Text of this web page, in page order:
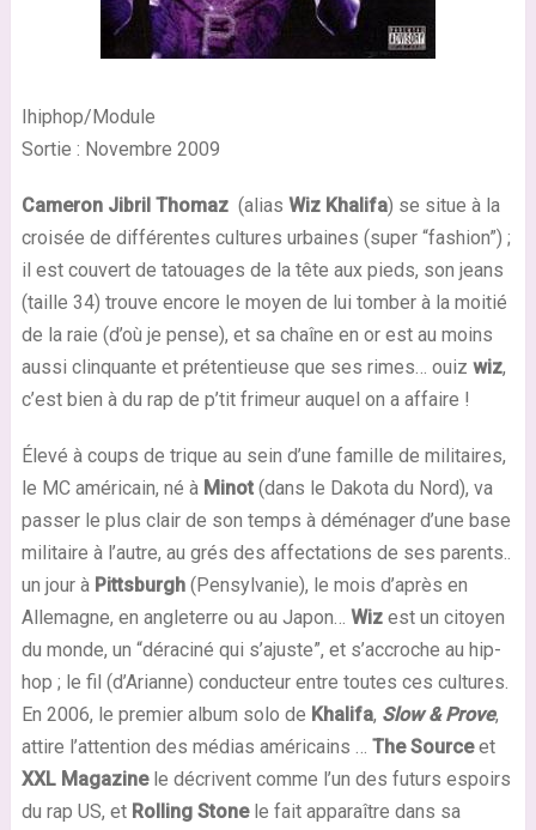
Ihiphop/Module
Sortie : Novembre 2009
Cameron Jibril Thomaz(alias Wiz Khalifa) se situe à la
croisée de différentes cultures urbaines (super “fashion”) ;
il est couvert de tatouages de la tête aux pieds, son jeans
(taille 34) trouve encore le moyen de lui tomber à la moitié
de la raie (d’où je pense), et sa chaîne en or est au moins
aussi clinquante et prétentieuse que ses rimes… ouiz wiz,
c’est bien à du rap de p’tit frimeur auquel on a affaire !
Élevé à coups de trique au sein d’une famille de militaires,
le MC américain, né à Minot(dans le Dakota du Nord), va
passer le plus clair de son temps à déménager d’une base
militaire à l’autre, au grés des affectations de ses parents..
un jour à Pittsburgh(Pensylvanie), le mois d’après en
Allemagne, en angleterre ou au Japon… Wizest un citoyen
du monde, un “déraciné qui s’ajuste”, et s’accroche au hip-
hop ; le fil (d’Arianne) conducteur entre toutes ces cultures.
En 2006, le premier album solo de Khalifa, Slow & Prove,
attire l’attention des médias américains … The Sourceet
XXL Magazinele décrivent comme l’un des futurs espoirs
du rap US, et Rolling Stonele fait apparaître dans sa